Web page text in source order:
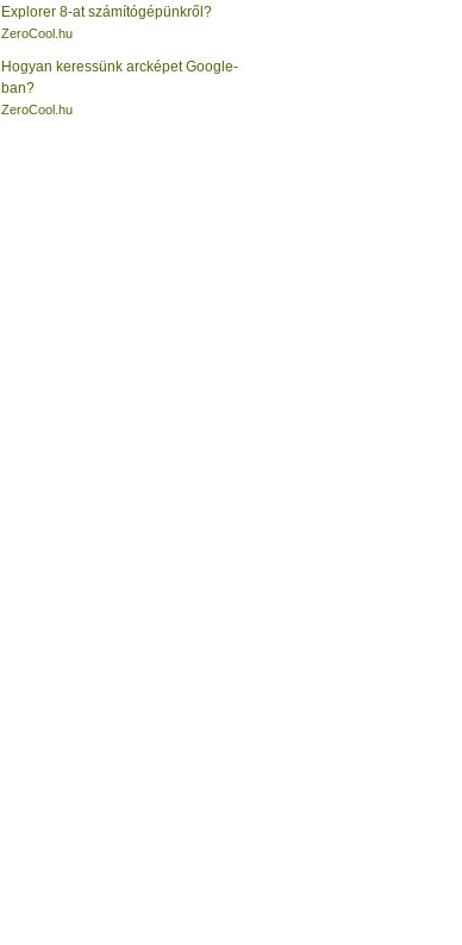
Explorer 8-at számítógépünkről?
ZeroCool.hu
Hogyan keressünk arcképet Google-
ban?
ZeroCool.hu